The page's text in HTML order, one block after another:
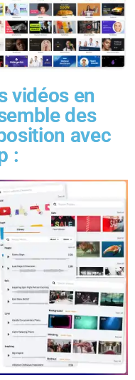
vidéos en
des
avec
: